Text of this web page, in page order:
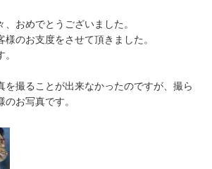
おめでとうございました。
のお支度をさせて頂きました。
を撮ることが出来なかったのですが、撮ら
お写真です。